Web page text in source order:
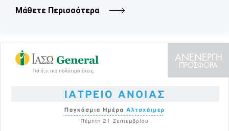
Μάθετε Περισσότερα
ΑΝΕΝΕΡΓΗ
ΠΡΟΣΦΟΡΑ